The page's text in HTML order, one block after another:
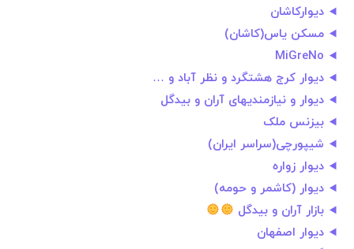
دیوارکاشان
مسکن یاس(کاشان)
MiGreNo
دیوار کرج هشتگرد و نظر آباد و …
دیوار و نیازمندیهای آران و بیدگل
بیزنس ملک
شیپورچی(سراسر ايران)
دیوار زواره
دیوار (کاشمر و حومه)
بازار آران و بیدگل
دیوار اصفهان